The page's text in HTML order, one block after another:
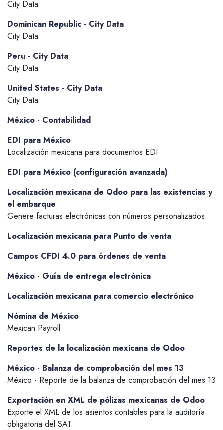
City Data
Dominican Republic - City Data
City Data
Peru - City Data
City Data
United States - City Data
City Data
México - Contabilidad
EDI para México
Localización mexicana para documentos EDI
EDI para México (configuración avanzada)
Localización mexicana de Odoo para las existencias y
el embarque
Genere facturas electrónicas con números personalizados
Localización mexicana para Punto de venta
Campos CFDI 4.0 para órdenes de venta
México - Guía de entrega electrónica
Localización mexicana para comercio electrónico
Nómina de México
Mexican Payroll
Reportes de la localización mexicana de Odoo
México - Balanza de comprobación del mes 13
México - Reporte de la balanza de comprobación del mes 13
Exportación en XML de pólizas mexicanas de Odoo
Exporte el XML de los asientos contables para la auditoría
obligatoria del SAT.